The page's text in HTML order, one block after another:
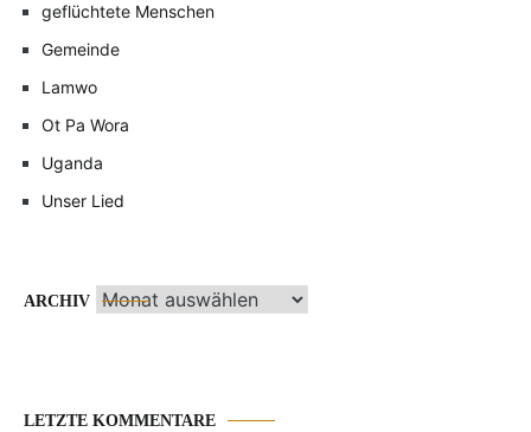
geflüchtete Menschen
Gemeinde
Lamwo
Ot Pa Wora
Uganda
Unser Lied
ARCHIV Archiv
LETZTE KOMMENTARE